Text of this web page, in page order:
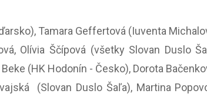
Tamara Geffertová (Iuventa
Olívia Ščípová (všetky Slovan Duslo
(HK Hodonín - Česko), Dorota
(Slovan Duslo Šaľa), Martina